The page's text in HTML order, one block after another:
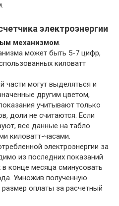
электроэнергии
механизмом.
может быть 5-7 цифр,
киловатт
части могут выделяться и
другим цветом,
учитывают только
доли не считаются. Если
все данные на табло
киловатт-часами.
электроэнергии за
из последних показаний
конце месяца сминусовать
Умножив полученную
оплаты за расчетный